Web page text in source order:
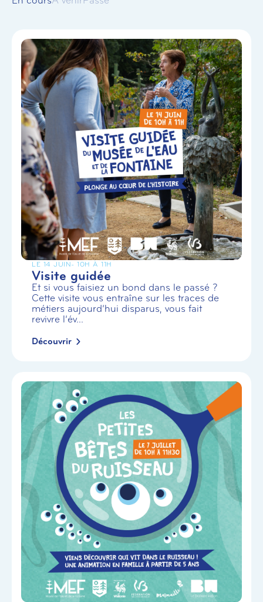
LE 14 JUIN- 10H À 11H
Visite guidée
Et si vous faisiez un bond dans le passé ?
Cette visite vous entraîne sur les traces de
métiers aujourd’hui disparus, vous fait
revivre l’év...
Découvrir